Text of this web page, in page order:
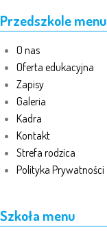
Przedszkole menu
O nas
Oferta edukacyjna
Zapisy
Galeria
Kadra
Kontakt
Strefa rodzica
Polityka Prywatności
Szkoła menu